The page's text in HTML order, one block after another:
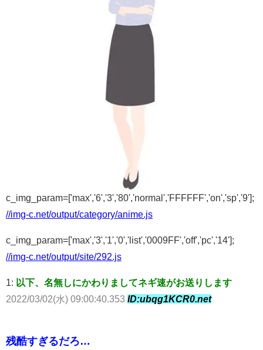
c_img_param=['max','6','3','80','normal','FFFFFF','on','sp','9'];
//img-c.net/output/category/anime.js
c_img_param=['max','3','1','0','list','0009FF','off','pc','14'];
//img-c.net/output/site/292.js
1: 以下、名無しにかわりましてネギ速がお送りします
2022/03/02(水) 09:00:40.353 ID:ubqg1KCR0.net
残酷すぎるだろ…